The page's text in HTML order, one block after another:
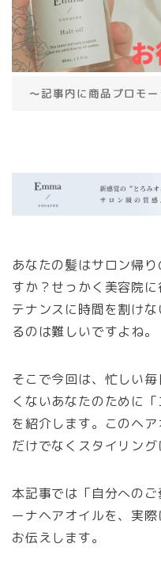
～記事内に商品プロモ
あなたの髪はサロン帰
すか？せっかく美容院
テナンスに時間を割け
るのは難しいですよね。
そこで今回は、忙しい
くないあなたのために
を紹介します。このヘ
だけでなくスタイリング
本記事では「自分への
ーナヘアオイルを、実
お伝えします。